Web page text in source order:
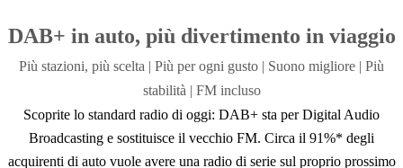
*Solo le varianti con 4+64 GB o più supportano il 4G-LTE.